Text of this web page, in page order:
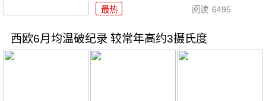
最热 阅读 6495
西欧6月均温破纪录 较常年高约3摄氏度